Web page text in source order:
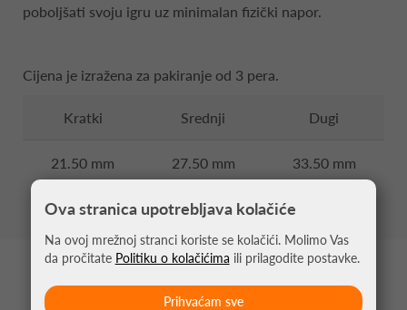
poboljšati svoju igru uz minimalan fizički napor.
Cijena je izražena za pakiranje od 3 pera.
Kratki Srednji Dugi
21.50 mm 27.50 mm 33.50 mm
MOŽDA VAS ZANIMA
Ova stranica upotrebljava kolačiće
Na ovoj mrežnoj stranci koriste se kolačići. Molimo Vas
da pročitate Politiku o kolačićima ili prilagodite postavke.
Prihvaćam sve